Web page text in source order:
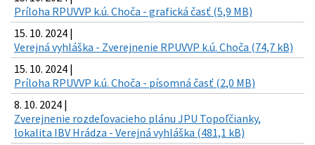
Príloha RPUVVP k.ú. Choča - grafická časť (5,9 MB)
15. 10. 2024 |
Verejná vyhláška - Zverejnenie RPUVVP k.ú. Choča (74,7 kB)
15. 10. 2024 |
Príloha RPUVVP k.ú. Choča - písomná časť (2,0 MB)
8. 10. 2024 |
Zverejnenie rozdeľovacieho plánu JPU Topoľčianky,
lokalita IBV Hrádza - Verejná vyhláška (481,1 kB)